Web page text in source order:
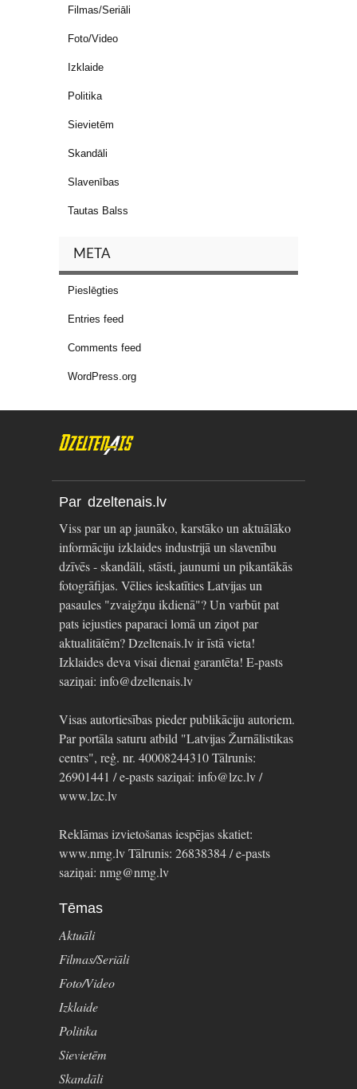
Filmas/Seriāli
Foto/Video
Izklaide
Politika
Sievietēm
Skandāli
Slavenības
Tautas Balss
META
Pieslēgties
Entries feed
Comments feed
WordPress.org
Par dzeltenais.lv
Viss par un ap jaunāko, karstāko un aktuālāko
informāciju izklaides industrijā un slavenību
dzīvēs - skandāli, stāsti, jaunumi un pikantākās
fotogrāfijas. Vēlies ieskatīties Latvijas un
pasaules "zvaigžņu ikdienā"? Un varbūt pat
pats iejusties paparaci lomā un ziņot par
aktualitātēm? Dzeltenais.lv ir īstā vieta!
Izklaides deva visai dienai garantēta! E-pasts
saziņai: info@dzeltenais.lv
Visas autortiesības pieder publikāciju autoriem.
Par portāla saturu atbild "Latvijas Žurnālistikas
centrs", reģ. nr. 40008244310 Tālrunis:
26901441 / e-pasts saziņai: info@lzc.lv /
www.lzc.lv
Reklāmas izvietošanas iespējas skatiet:
www.nmg.lv Tālrunis: 26838384 / e-pasts
saziņai: nmg@nmg.lv
Tēmas
Aktuāli
Filmas/Seriāli
Foto/Video
Izklaide
Politika
Sievietēm
Skandāli